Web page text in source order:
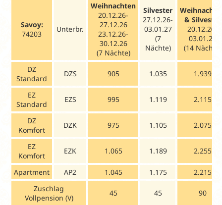
Savoy:
74203
Unterbr.
Weihnachten
20.12.26-
27.12.26
23.12.26-
30.12.26
(7 Nächte)
Silvester
27.12.26-
03.01.27
(7
Nächte)
& Silvester
20.12.26-
03.01.27
(14 Nächte)
DZ
Standard
DZS 905 1.035 1.939
EZ
Standard
EZS 995 1.119 2.115
DZ
Komfort
DZK 975 1.105 2.075
EZ
Komfort
EZK 1.065 1.189 2.255
Apartment AP2 1.045 1.175
2.215
Zuschlag
Vollpension (V)
45 45 90